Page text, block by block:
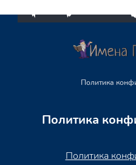
Политика
Политика
Политика